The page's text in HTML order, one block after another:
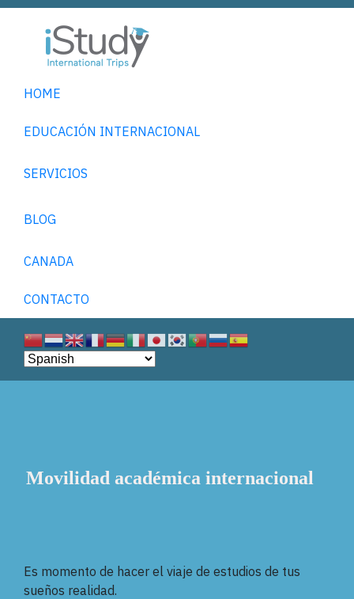
HOME
EDUCACIÓN INTERNACIONAL
SERVICIOS
BLOG
CANADA
CONTACTO
Movilidad académica internacional
Es momento de hacer el viaje de estudios de tus
sueños realidad.